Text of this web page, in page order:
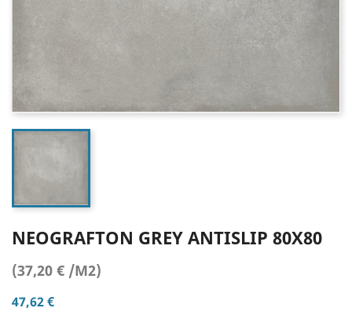
NEOGRAFTON GREY ANTISLIP 80X80
(37,20 € /M2)
47,62 €